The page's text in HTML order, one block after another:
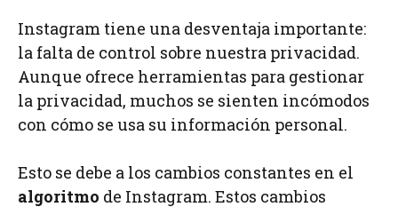
Instagram tiene una desventaja importante:
la falta de control sobre nuestra privacidad.
Aunque ofrece herramientas para gestionar
la privacidad, muchos se sienten incómodos
con cómo se usa su información personal.
Esto se debe a los cambios constantes en el
algoritmo de Instagram. Estos cambios